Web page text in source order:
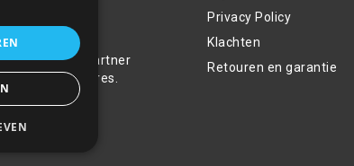
uw partner
auto accessoires.
selectie,
Privacy Policy
Klachten
Retouren en garantie